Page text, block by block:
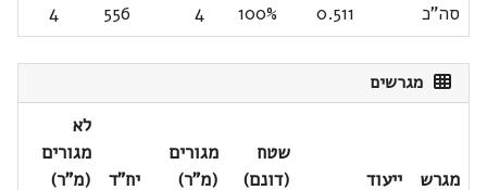
סה"כ 0.511
100%
4
556
4
מגרשים
מגרש ייעוד
שטח
(דונם)
מגורים
(מ"ר)
יח"ד
לא
מגורים
(מ"ר)